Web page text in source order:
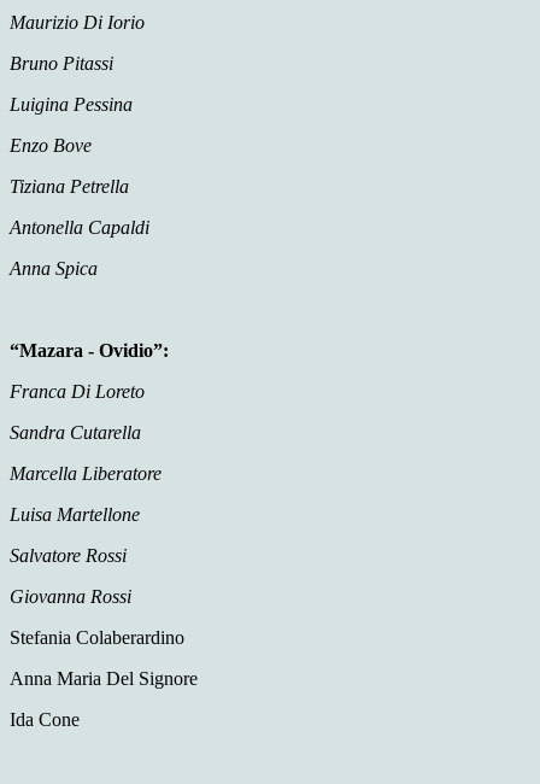
Maurizio Di Iorio
Bruno Pitassi
Luigina Pessina
Enzo Bove
Tiziana Petrella
Antonella Capaldi
Anna Spica
“Mazara - Ovidio”:
Franca Di Loreto
Sandra Cutarella
Marcella Liberatore
Luisa Martellone
Salvatore Rossi
Giovanna Rossi
Stefania Colaberardino
Anna Maria Del Signore
Ida Cone